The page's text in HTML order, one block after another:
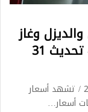
وغاز
البترول المسال اليوم في تركيا – تحديث 31
أسعار الوقود في تركيا – تحديث 31 مارس 2025 / تشهد أسعار
أسعار…